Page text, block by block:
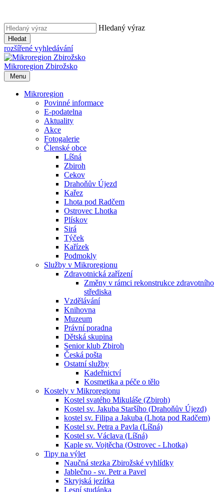
Hledaný výraz
Hledat
rozšířené vyhledávání
Mikroregion Zbirožsko
Menu
Mikroregion
Povinné informace
E-podatelna
Aktuality
Akce
Fotogalerie
Členské obce
Líšná
Zbiroh
Cekov
Drahoňův Újezd
Kařez
Lhota pod Radčem
Ostrovec Lhotka
Plískov
Sirá
Týček
Kařízek
Podmokly
Služby v Mikroregionu
Zdravotnická zařízení
Změny v rámci rekonstrukce zdravotního
střediska
Vzdělávání
Knihovna
Muzeum
Právní poradna
Dětská skupina
Senior klub Zbiroh
Česká pošta
Ostatní služby
Kadeřnictví
Kosmetika a péče o tělo
Kostely v Mikroregionu
Kostel svatého Mikuláše (Zbiroh)
Kostel sv. Jakuba Staršího (Drahoňův Újezd)
kostel sv. Filipa a Jakuba (Lhota pod Radčem)
Kostel sv. Petra a Pavla (Líšná)
Kostel sv. Václava (Líšná)
Kaple sv. Vojtěcha (Ostrovec - Lhotka)
Tipy na výlet
Naučná stezka Zbirožské vyhlídky
Jablečno - sv. Petr a Pavel
Skryjská jezírka
Lesní studánka